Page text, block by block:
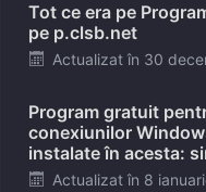
Tot ce era pe
pe p.clsb.net
Posted
Actualizat în 30
Program gratuit
conexiunilor
instalate în acesta:
Posted
Actualizat în 8